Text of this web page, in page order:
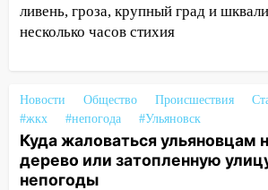
17:23 Прогноз погоды в
области на 8 августа
новых аппаратов ИВЛ
16:51 В Чердаклинском
ремонтируют дороги, ставят
и проводят новое освещение
ливень, гроза, крупный град и
несколько часов стихия
Новости Общество Происшествия
#жкх
#непогода #Ульяновск
Куда жаловаться ульяновцам
дерево или затопленную
непогоды